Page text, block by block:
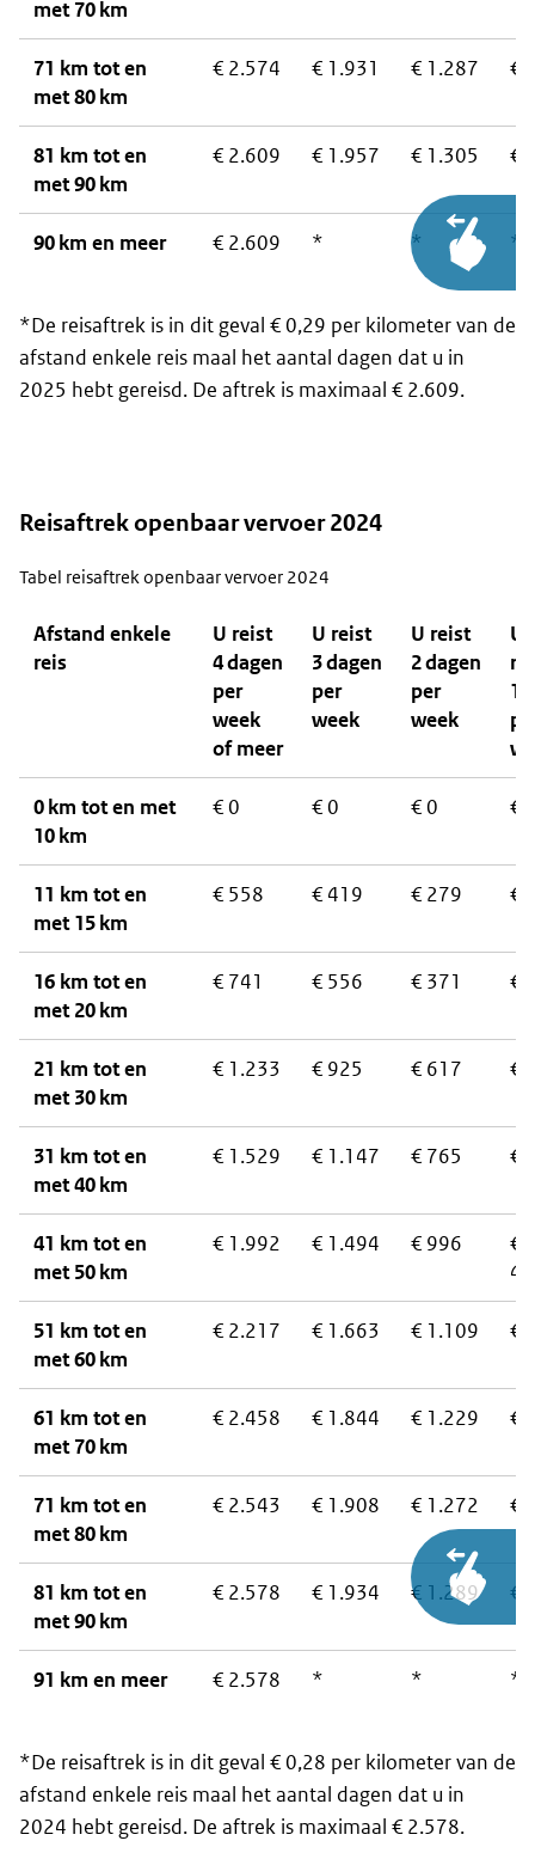
met 70 km
71 km tot en
met 80 km
€ 2.574 € 1.931 € 1.287 €
81 km tot en
met 90 km
€ 2.609 € 1.957 € 1.305 €
90 km en meer € 2.609 * * *
*De reisaftrek is in dit geval € 0,29 per kilometer van de
afstand enkele reis maal het aantal dagen dat u in
2025 hebt gereisd. De aftrek is maximaal € 2.609.
Reisaftrek openbaar vervoer 2024
Tabel reisaftrek openbaar vervoer 2024
Afstand enkele
reis
U reist
4 dagen
per
week
of meer
U reist
3 dagen
per
week
U reist
2 dagen
per
week
U
1
0 km tot en met
10 km
€ 0 € 0 € 0 €
11 km tot en
met 15 km
€ 558 € 419 € 279 €
16 km tot en
met 20 km
€ 741 € 556 € 371 €
21 km tot en
met 30 km
€ 1.233 € 925 € 617 €
31 km tot en
met 40 km
€ 1.529 € 1.147 € 765 €
41 km tot en
met 50 km
€ 1.992 € 1.494 € 996
€
51 km tot en
met 60 km
€ 2.217 € 1.663 € 1.109 €
61 km tot en
met 70 km
€ 2.458 € 1.844 € 1.229 €
71 km tot en
met 80 km
€ 2.543 € 1.908 € 1.272 €
81 km tot en
met 90 km
€ 2.578 € 1.934 € 1.289 €
91 km en meer € 2.578 * * *
*De reisaftrek is in dit geval € 0,28 per kilometer van de
afstand enkele reis maal het aantal dagen dat u in
2024 hebt gereisd. De aftrek is maximaal € 2.578.